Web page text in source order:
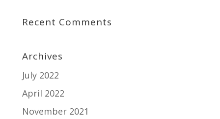
Recent Comments
Archives
July 2022
April 2022
November 2021